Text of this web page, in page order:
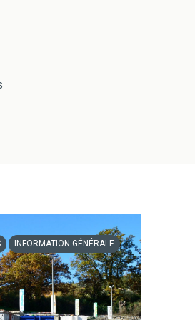
INFORMATION GÉNÉRALE